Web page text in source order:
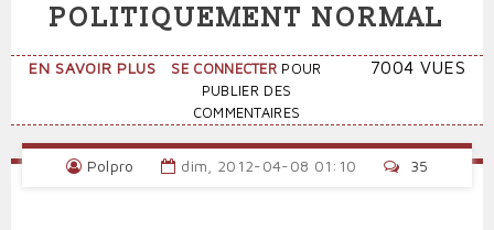
14-
18
À
POLITIQUEMENT NORMAL
EN SAVOIR PLUS SUR
POLITIQUEMENT
NORMAL
SE CONNECTER POUR
PUBLIER DES
COMMENTAIRES
7004 VUES
Polpro dim, 2012-04-08 01:10 35